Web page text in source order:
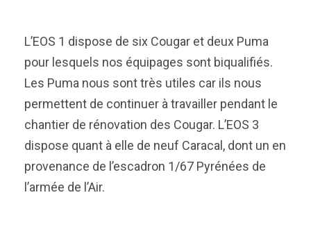
L’EOS 1 dispose de six Cougar et deux Puma
pour lesquels nos équipages sont biqualifiés.
Les Puma nous sont très utiles car ils nous
permettent de continuer à travailler pendant le
chantier de rénovation des Cougar. L’EOS 3
dispose quant à elle de neuf Caracal, dont un en
provenance de l’escadron 1/67 Pyrénées de
l’armée de l’Air.